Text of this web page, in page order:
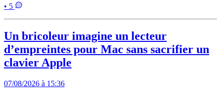
• 5
Un bricoleur imagine un lecteur
d’empreintes pour Mac sans sacrifier un
clavier Apple
07/08/2026 à 15:36